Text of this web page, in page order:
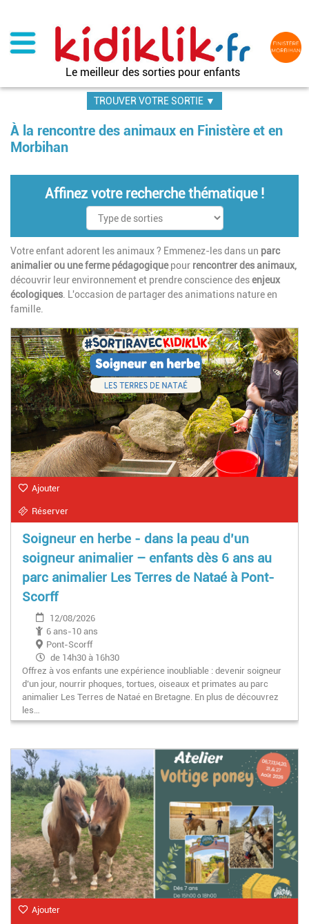
contenu
principal
Le meilleur des sorties pour enfants
TROUVER VOTRE SORTIE ▼
À la rencontre des animaux en Finistère et en
Morbihan
Affinez votre recherche thématique !
Votre enfant adorent les animaux ? Emmenez-les dans un parc
animalier ou une ferme pédagogiquepour rencontrer des animaux,
découvrir leur environnement et prendre conscience desenjeux
écologiques. L'occasion de partager des animations nature en
famille.
Ajouter
Réserver
Soigneur en herbe - dans la peau d’un
soigneur animalier – enfants dès 6 ans au
parc animalier Les Terres de Nataé à Pont-
Scorff
12/08/2026
6 ans-10 ans
Pont-Scorff
de 14h30 à 16h30
Offrez à vos enfants une expérience inoubliable : devenir soigneur
d’un jour, nourrir phoques, tortues, oiseaux et primates au parc
animalier Les Terres de Nataé en Bretagne. En plus de découvrez
les…
Ajouter